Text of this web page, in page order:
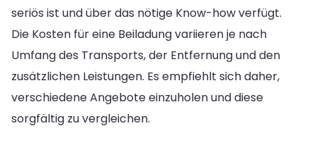
seriös ist und über das nötige Know-how verfügt.
Die Kosten für eine Beiladung variieren je nach
Umfang des Transports, der Entfernung und den
zusätzlichen Leistungen. Es empfiehlt sich daher,
verschiedene Angebote einzuholen und diese
sorgfältig zu vergleichen.